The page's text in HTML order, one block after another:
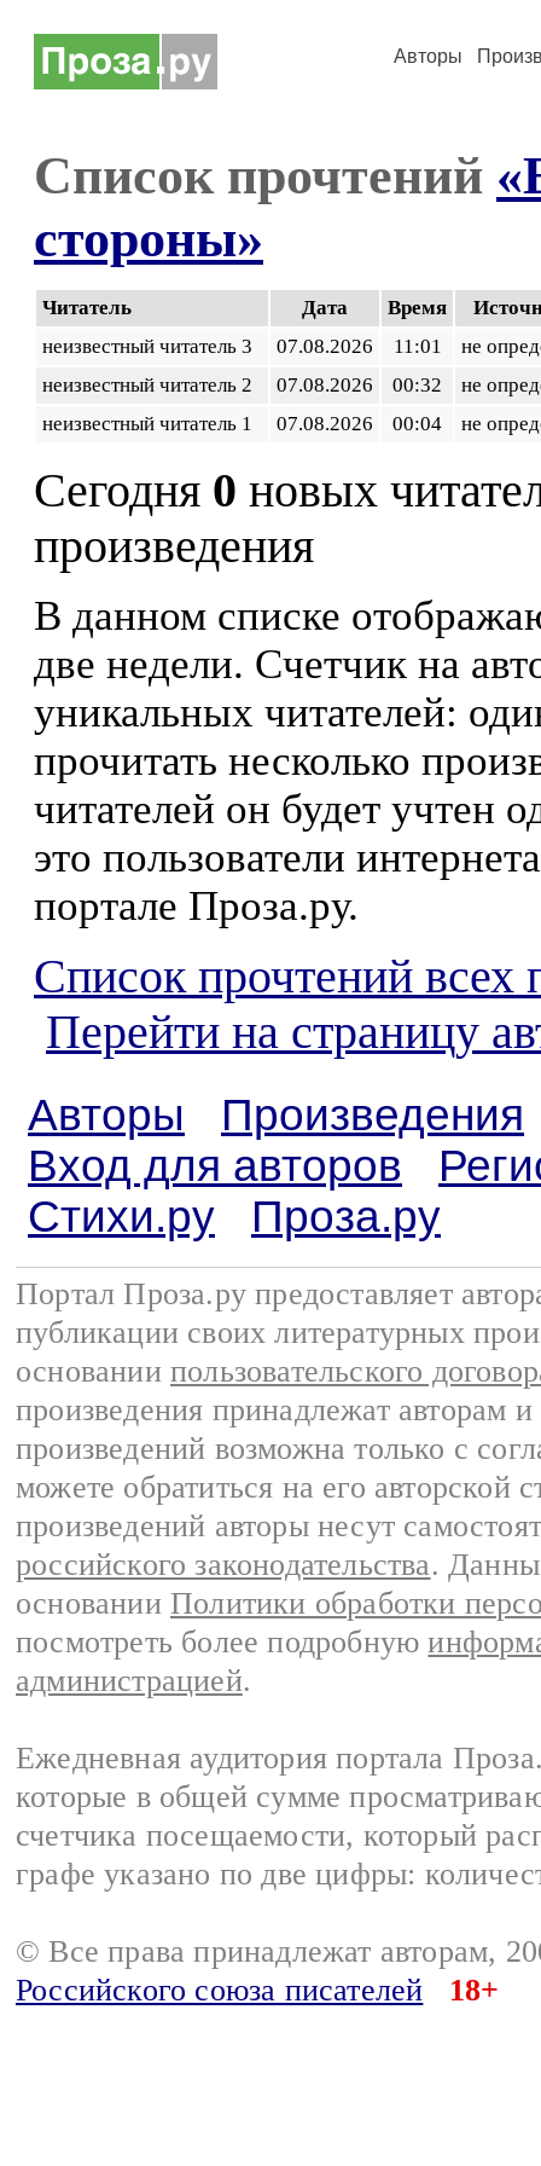
Авторы
Список прочтений
стороны»
Читатель Дата Время
неизвестный читатель 3
07.08.2026 11:01
не
неизвестный читатель 2
07.08.2026 00:32
не
неизвестный читатель 1
07.08.2026 00:04 не
Сегодня 0 новых
произведения
В данном списке
две недели. Счетчик на
уникальных читателей:
прочитать несколько
читателей он будет учтен
это пользователи
портале Проза.ру.
Список прочтений всех
Перейти на страницу
Авторы
Произведения
Вход для авторов
Стихи.ру
Проза.ру
Портал Проза.ру предоставляет
публикации своих литературных
основании пользовательского
произведения принадлежат авторам
произведений возможна только с
можете обратиться на его авторской
произведений авторы несут
российского законодательства.
основании Политики обработки
посмотреть более подробную
администрацией.
Ежедневная аудитория портала
которые в общей сумме
счетчика посещаемости, который
графе указано по две цифры:
© Все права принадлежат авторам,
Российского союза писателей
18+